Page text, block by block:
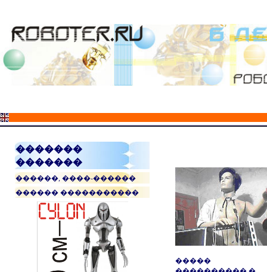
�������
�������
������, ����-������
������ �����������
�����